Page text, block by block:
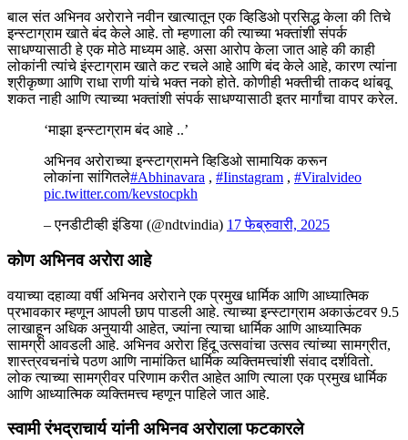
बाल संत अभिनव अरोराने नवीन खात्यातून एक व्हिडिओ प्रसिद्ध केला की तिचे
इन्स्टाग्राम खाते बंद केले आहे. तो म्हणाला की त्याच्या भक्तांशी संपर्क
साधण्यासाठी हे एक मोठे माध्यम आहे. असा आरोप केला जात आहे की काही
लोकांनी त्यांचे इंस्टाग्राम खाते कट रचले आहे आणि बंद केले आहे, कारण त्यांना
श्रीकृष्णा आणि राधा राणी यांचे भक्त नको होते. कोणीही भक्तीची ताकद थांबवू
शकत नाही आणि त्याच्या भक्तांशी संपर्क साधण्यासाठी इतर मार्गांचा वापर करेल.
‘माझा इन्स्टाग्राम बंद आहे ..’
अभिनव अरोराच्या इन्स्टाग्रामने व्हिडिओ सामायिक करून
लोकांना सांगितले#Abhinavara , #Iinstagram , #Viralvideo
pic.twitter.com/kevstocpkh
– एनडीटीव्ही इंडिया (@ndtvindia) 17 फेब्रुवारी, 2025
कोण अभिनव अरोरा आहे
वयाच्या दहाव्या वर्षी अभिनव अरोराने एक प्रमुख धार्मिक आणि आध्यात्मिक
प्रभावकार म्हणून आपली छाप पाडली आहे. त्याच्या इन्स्टाग्राम अकाऊंटवर 9.5
लाखाहून अधिक अनुयायी आहेत, ज्यांना त्याचा धार्मिक आणि आध्यात्मिक
सामग्री आवडली आहे. अभिनव अरोरा हिंदू उत्सवांचा उत्सव त्यांच्या सामग्रीत,
शास्त्रवचनांचे पठण आणि नामांकित धार्मिक व्यक्तिमत्त्वांशी संवाद दर्शवितो.
लोक त्याच्या सामग्रीवर परिणाम करीत आहेत आणि त्याला एक प्रमुख धार्मिक
आणि आध्यात्मिक व्यक्तिमत्त्व म्हणून पाहिले जात आहे.
स्वामी रंभद्राचार्य यांनी अभिनव अरोराला फटकारले